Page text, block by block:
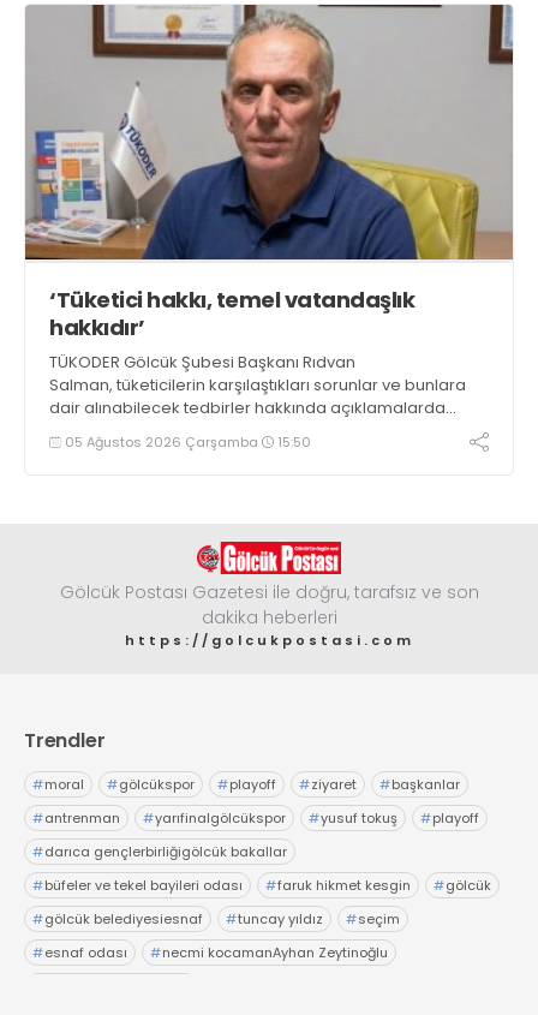
‘Tüketici hakkı, temel vatandaşlık
hakkıdır’
TÜKODER Gölcük Şubesi Başkanı Rıdvan
Salman, tüketicilerin karşılaştıkları sorunlar ve bunlara
dair alınabilecek tedbirler hakkında açıklamalarda
bulundu. Salman, “Unutulmamalıdır ki tüketici hakkı,
temel bir vatandaşlık hakkıdır” dedi
05 Ağustos 2026 Çarşamba 15:50
Gölcük Postası Gazetesi ile doğru, tarafsız ve son
dakika heberleri
https://golcukpostasi.com
Trendler
#moral #gölcükspor #playoff #ziyaret #başkanlar
#antrenman #yarıfinalgölcükspor #yusuf tokuş #playoff
#darıca gençlerbirliğigölcük bakallar
#büfeler ve tekel bayileri odası #faruk hikmet kesgin #gölcük
#gölcük belediyesiesnaf #tuncay yıldız #seçim
#esnaf odası #necmi kocamanAyhan Zeytinoğlu